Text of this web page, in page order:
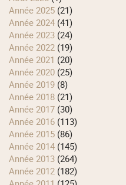
année 2025 (21)
année 2024 (41)
année 2023 (24)
année 2022 (19)
année 2021 (20)
année 2020 (25)
année 2019 (8)
année 2018 (21)
année 2017 (30)
année 2016 (113)
année 2015 (86)
année 2014 (145)
année 2013 (264)
année 2012 (182)